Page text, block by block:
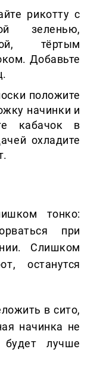
рикотту с
зеленью,
тёртым
Добавьте
положите
начинки и
кабачок в
охладите
тонко:
при
Слишком
останутся
в сито,
начинка не
лучше